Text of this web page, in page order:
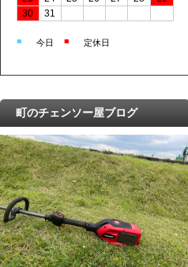
30
31
■ 今日 ■ 定休日
町のチェンソー屋ブログ